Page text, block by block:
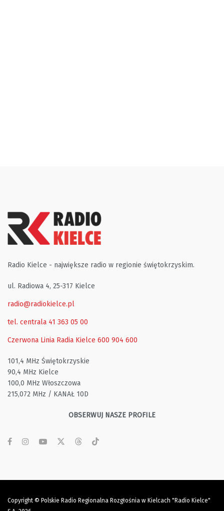
Radio Kielce - największe radio w regionie świętokrzyskim.
ul. Radiowa 4, 25-317 Kielce
radio@radiokielce.pl
tel. centrala 41 363 05 00
Czerwona Linia Radia Kielce 600 904 600
101,4 MHz Świętokrzyskie
90,4 MHz Kielce
100,0 MHz Włoszczowa
215,072 MHz / KANAŁ 10D
OBSERWUJ NASZE PROFILE
Copyright © Polskie Radio Regionalna Rozgłośnia w Kielcach "Radio Kielce"